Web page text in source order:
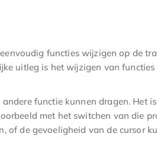
functies wijzigen op de
uitleg is het wijzigen van functies
functie kunnen dragen. Het
met het switchen van die
of de gevoeligheid van de cursor